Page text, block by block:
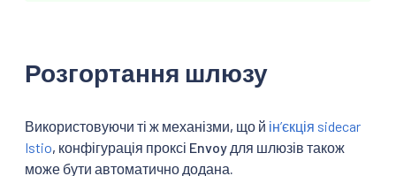
Розгортання шлюзу
Використовуючи ті ж механізми, що й інʼєкція sidecar
Istio, конфігурація проксі Envoy для шлюзів також
може бути автоматично додана.